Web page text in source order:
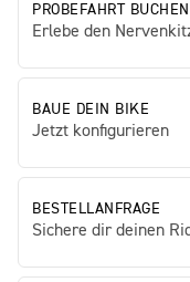
PROBEFAHRT BUCHEN
Erlebe den
BAUE DEIN BIKE
Jetzt konfigurieren
BESTELLANFRAGE
Sichere dir deinen